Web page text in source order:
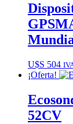
U$S 504
¡Oferta!
52CV